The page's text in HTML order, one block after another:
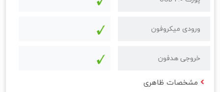
ورودی میکروفون
خروجی هدفون
مشخصات ظاهری